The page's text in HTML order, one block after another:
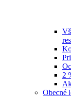
2
Obecné